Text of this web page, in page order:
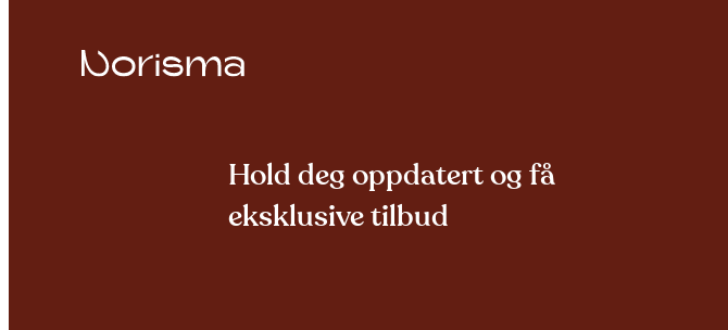
Hold deg oppdatert og få
eksklusive tilbud